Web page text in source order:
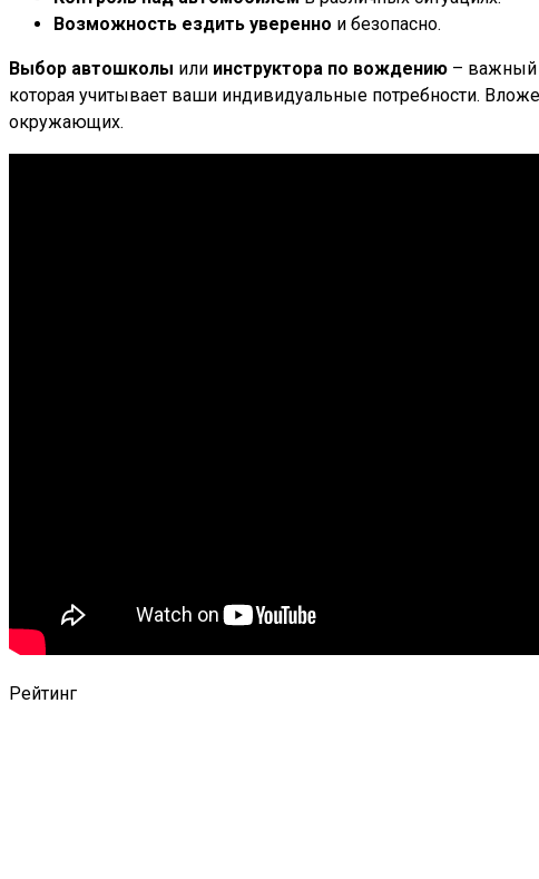
Возможность ездить уверенно и безопасно.
Выбор автошколы или инструктора по вождению – важный
которая учитывает ваши индивидуальные потребности.
окружающих.
Рейтинг